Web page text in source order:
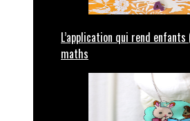
L’application qui rend
maths